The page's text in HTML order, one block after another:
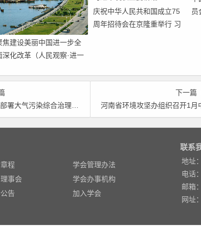
焦建设美丽中国进一步全
深化改革（人民观察·进一
”）
庆祝中华人民共和国成立75
周年招待会在京隆重举行 习
员
综合治理专项执法和督察工作
下一篇
河南省环境攻坚办组织召开1月中旬
程
学会管理办法
事会
学会办事机构
告
加入学会
联系
地址
电话
邮箱
网址